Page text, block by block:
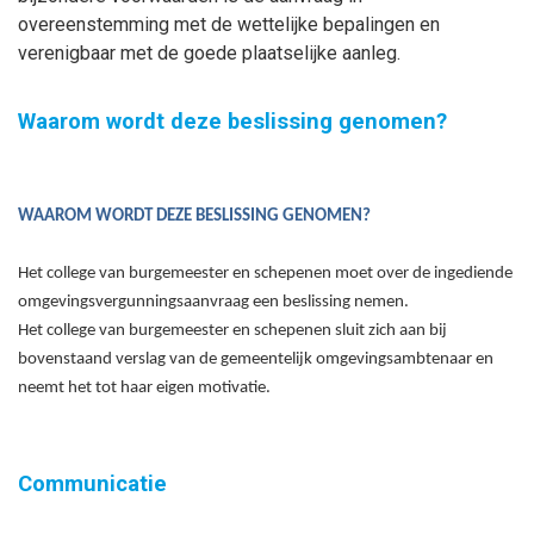
overeenstemming met de wettelijke bepalingen en
verenigbaar met de goede plaatselijke aanleg.
Waarom wordt deze beslissing genomen?
WAAROM WORDT DEZE BESLISSING GENOMEN?
Het college van burgemeester en schepenen moet over de ingediende
omgevingsvergunningsaanvraag een beslissing nemen.
Het college van burgemeester en schepenen sluit zich aan bij
bovenstaand verslag van de gemeentelijk omgevingsambtenaar en
neemt het tot haar eigen motivatie.
Communicatie